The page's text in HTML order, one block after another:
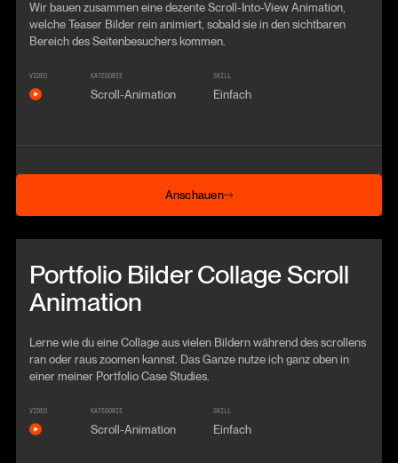
Wir bauen zusammen eine dezente Scroll-Into-View Animation,
welche Teaser Bilder rein animiert, sobald sie in den sichtbaren
Bereich des Seitenbesuchers kommen.
VIDEO KATEGORIE
Scroll-Animation
SKILL
Einfach
Anschauen
Anschauen
Portfolio Bilder Collage Scroll
Animation
Lerne wie du eine Collage aus vielen Bildern während des scrollens
ran oder raus zoomen kannst. Das Ganze nutze ich ganz oben in
einer meiner Portfolio Case Studies.
VIDEO KATEGORIE
Scroll-Animation
SKILL
Einfach